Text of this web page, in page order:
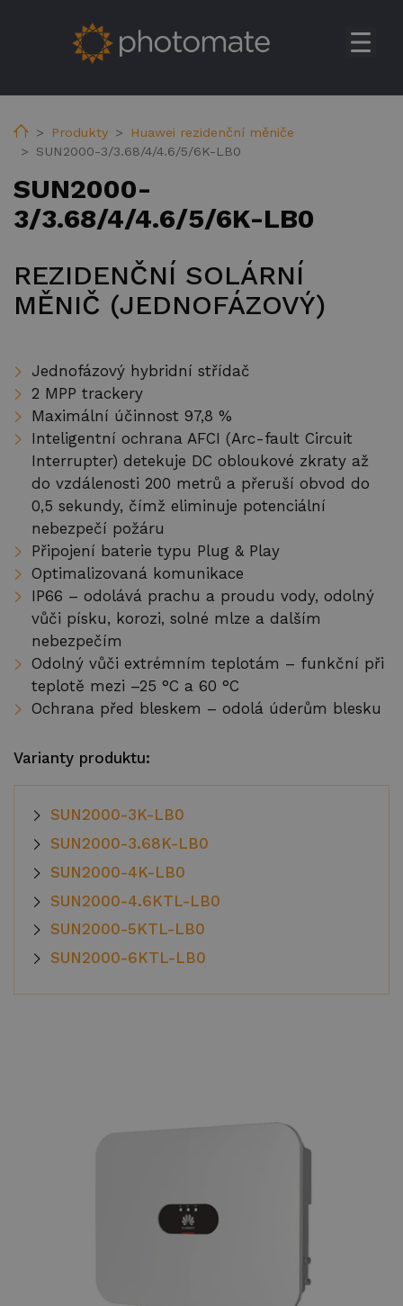
HomeProdukty
Huawei rezidenční měniče
SUN2000-3/3.68/4/4.6/5/6K-LB0
SUN2000-
3/3.68/4/4.6/5/6K-LB0
REZIDENČNÍ SOLÁRNÍ
MĚNIČ (JEDNOFÁZOVÝ)
Jednofázový hybridní střídač
2 MPP trackery
Maximální účinnost 97,8 %
Inteligentní ochrana AFCI (Arc-fault Circuit
Interrupter) detekuje DC obloukové zkraty až
do vzdálenosti 200 metrů a přeruší obvod do
0,5 sekundy, čímž eliminuje potenciální
nebezpečí požáru
Připojení baterie typu Plug & Play
Optimalizovaná komunikace
IP66 – odolává prachu a proudu vody, odolný
vůči písku, korozi, solné mlze a dalším
nebezpečím
Odolný vůči extrémním teplotám – funkční při
teplotě mezi –25 °C a 60 °C
Ochrana před bleskem – odolá úderům blesku
Varianty produktu:
SUN2000-3K-LB0
SUN2000-3.68K-LB0
SUN2000-4K-LB0
SUN2000-4.6KTL-LB0
SUN2000-5KTL-LB0
SUN2000-6KTL-LB0
Produkty
Huawei komerční & utilitní solární měniče
Huawei baterie
Huawei Transformer Station
Huawei příslušenství
Huawei EV nabíječky
FV konstrukce
Tepelná čerpadla ERA
Reference
Služby
EMS
Technická podpora
Webináře a školení
O společnosti
Kariéra
Distributoři
Kontakty
Ke stažení